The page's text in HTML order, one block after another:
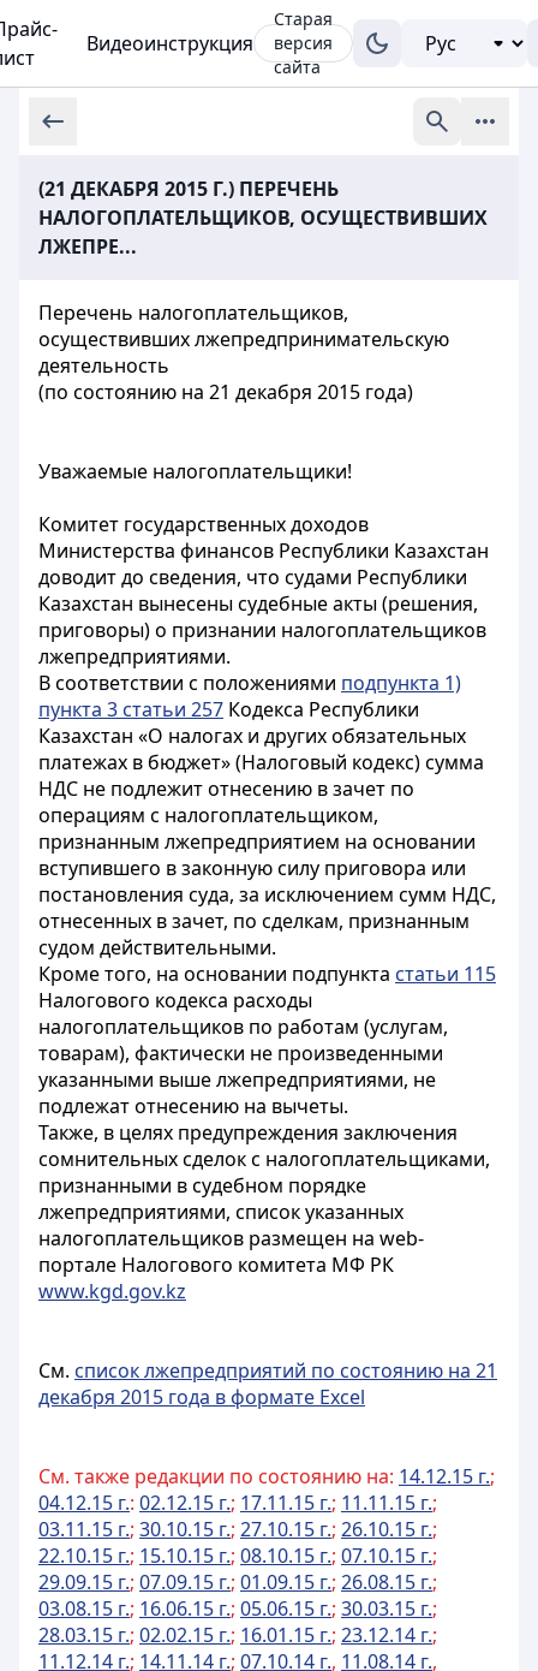
Видеоинструкция
Старая
версия
сайта
(21 ДЕКАБРЯ 2015 Г.) ПЕРЕЧЕНЬ
НАЛОГОПЛАТЕЛЬЩИКОВ, ОСУЩЕСТВИВШИХ
ЛЖЕПРЕ...
Перечень налогоплательщиков,
осуществивших лжепредпринимательскую
деятельность
(по состоянию на 21 декабря 2015 года)
Уважаемые налогоплательщики!
Комитет государственных доходов
Министерства финансов Республики Казахстан
доводит до сведения, что судами Республики
Казахстан вынесены судебные акты (решения,
приговоры) о признании налогоплательщиков
лжепредприятиями.
В соответствии с положениями подпункта 1)
пункта 3 статьи 257 Кодекса Республики
Казахстан «О налогах и других обязательных
платежах в бюджет» (Налоговый кодекс) сумма
НДС не подлежит отнесению в зачет по
операциям с налогоплательщиком,
признанным лжепредприятием на основании
вступившего в законную силу приговора или
постановления суда, за исключением сумм НДС,
отнесенных в зачет, по сделкам, признанным
судом действительными.
Кроме того, на основании подпункта статьи 115
Налогового кодекса расходы
налогоплательщиков по работам (услугам,
товарам), фактически не произведенными
указанными выше лжепредприятиями, не
подлежат отнесению на вычеты.
Также, в целях предупреждения заключения
сомнительных сделок с налогоплательщиками,
признанными в судебном порядке
лжепредприятиями, список указанных
налогоплательщиков размещен на web-
портале Налогового комитета МФ РК
www.kgd.gov.kz
См. список лжепредприятий по состоянию на 21
декабря 2015 года в формате Excel
См. также редакции по состоянию на: 14.12.15 г.;
04.12.15 г.: 02.12.15 г.; 17.11.15 г.; 11.11.15 г.;
03.11.15 г.; 30.10.15 г.; 27.10.15 г.; 26.10.15 г.;
22.10.15 г.; 15.10.15 г.; 08.10.15 г.; 07.10.15 г.;
29.09.15 г.; 07.09.15 г.; 01.09.15 г.; 26.08.15 г.;
03.08.15 г.; 16.06.15 г.; 05.06.15 г.; 30.03.15 г.;
28.03.15 г.; 02.02.15 г.; 16.01.15 г.; 23.12.14 г.;
11.12.14 г.; 14.11.14 г.; 07.10.14 г., 11.08.14 г.,